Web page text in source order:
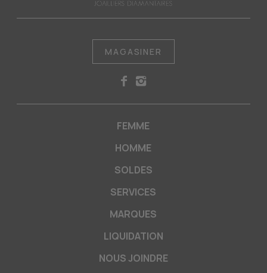
MAGASINER
FEMME
HOMME
SOLDES
SERVICES
MARQUES
LIQUIDATION
NOUS JOINDRE